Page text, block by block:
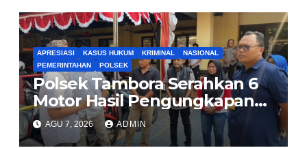
APRESIASI KASUS HUKUM KRIMINAL
NASIONAL
PEMERINTAHAN
POLSEK
Polsek Tambora Serahkan 6
Motor Hasil Pengungkapan
Kasus Curanmor Kepada
Pemilik Yang sah
AGU 7, 2026 ADMIN